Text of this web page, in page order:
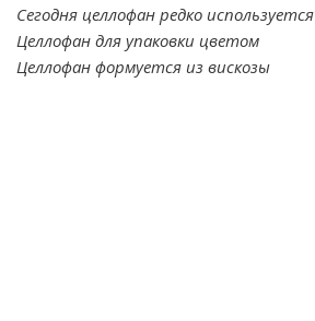
Сегодня целлофан редко используется
Целлофан для упаковки цветом
Целлофан формуется из вискозы